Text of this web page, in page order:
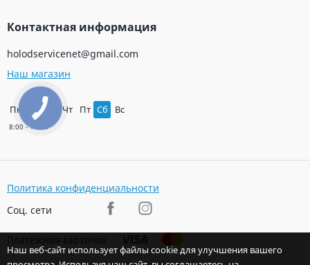
Контактная информация
holodservicenet@gmail.com
Наш магазин
Пн Вт Ср Чт Пт Сб Вс
Политика конфиденциальности
Соц. сети
Наш веб-сайт использует файлы cookie для улучшения вашего